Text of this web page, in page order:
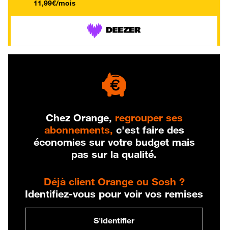
11,99€/mois
Chez Orange, regrouper ses
abonnements, c'est faire des
économies sur votre budget mais
pas sur la qualité.
Déjà client Orange ou Sosh ?
Identifiez-vous pour voir vos remises
S'identifier